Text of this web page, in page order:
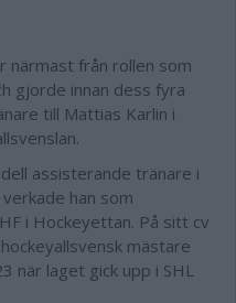
närmast från rollen som
gjorde innan dess fyra
till Mattias Karlin i
assisterande tränare i
han som
i Hockeyettan. På sitt cv
mästare
när laget gick upp i SHL